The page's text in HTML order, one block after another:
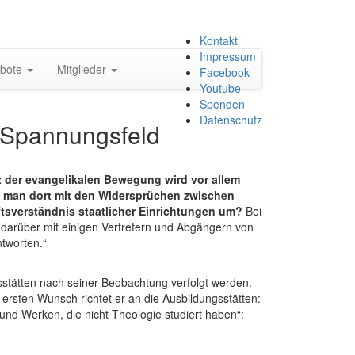
springen
Kontakt
Impressum
Facebook
Youtube
Spenden
Datenschutz
Mitglieder
der evangelikalen Bewegung wird vor allem
dort mit den Widersprüchen zwischen
staatlicher Einrichtungen um? Bei
mit einigen Vertretern und Abgängern von
nach seiner Beobachtung verfolgt werden.
Wunsch richtet er an die Ausbildungsstätten:
Werken, die nicht Theologie studiert haben“: